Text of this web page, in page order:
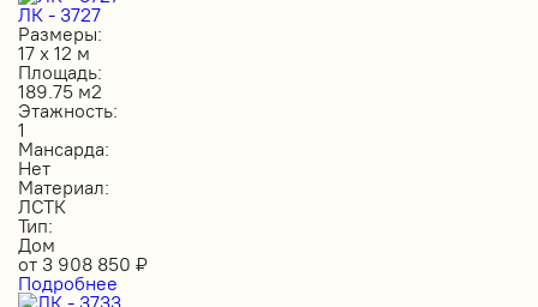
ЛК - 3727
Размеры:
17 х 12 м
Площадь:
189.75 м2
Этажность:
1
Мансарда:
Нет
Материал:
ЛСТК
Тип:
Дом
от 3 908 850 ₽
Подробнее